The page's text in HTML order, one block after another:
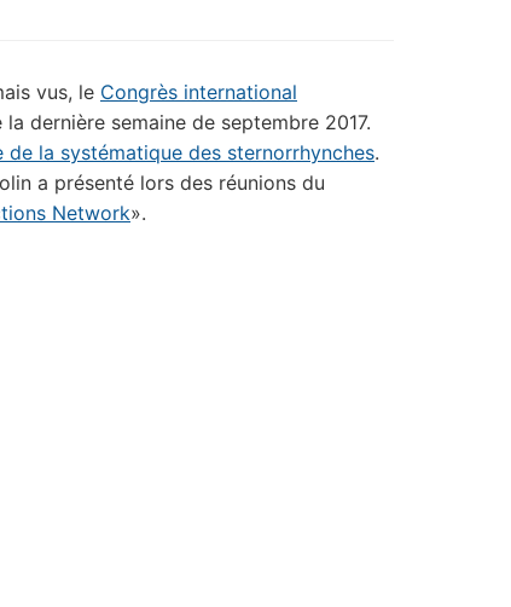
vus, le Congrès international
dernière semaine de septembre 2017.
de la systématique des sternorrhynches.
a présenté lors des réunions du
Network».